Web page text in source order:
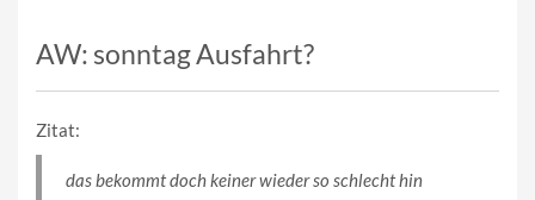
AW: sonntag Ausfahrt?
Zitat:
das bekommt doch keiner wieder so schlecht hin